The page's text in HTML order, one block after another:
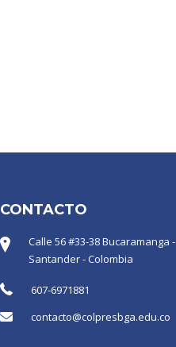
CONTACTO
Calle 56 #33-38 Bucaramanga -
Santander - Colombia
607-6971881
contacto@colpresbga.edu.co